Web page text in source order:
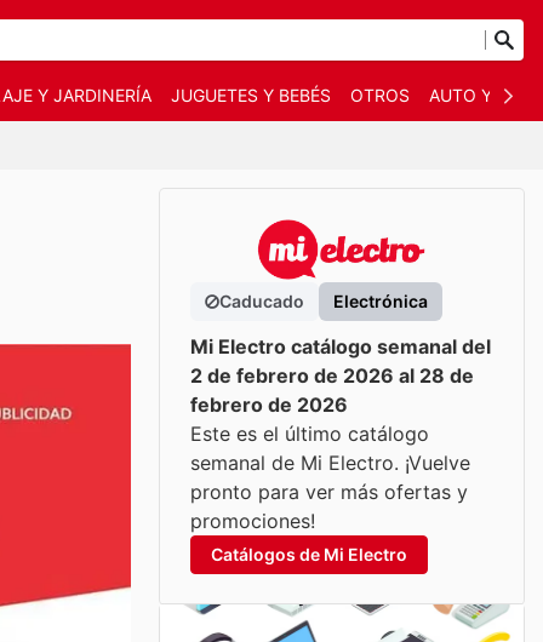
Y JARDINERÍA JUGUETES Y BEBÉS OTROS AUTO Y
Caducado Electrónica
Mi Electro catálogo semanal del
2 de febrero de 2026 al 28 de
febrero de 2026
Este es el último catálogo
semanal de Mi Electro. ¡Vuelve
pronto para ver más ofertas y
promociones!
Catálogos de Mi Electro